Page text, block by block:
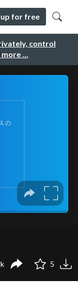
control
more …
up for free
5